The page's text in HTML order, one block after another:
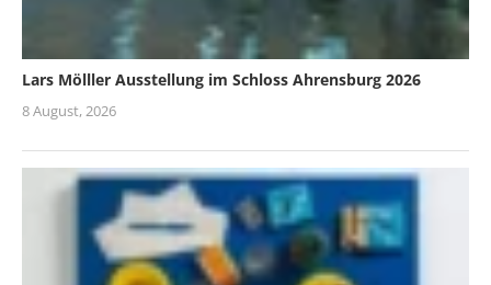
Lars Mölller Ausstellung im Schloss Ahrensburg 2026
8 August, 2026